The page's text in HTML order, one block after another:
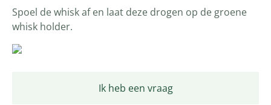
Ik heb een vraag
Spoel de whisk af en laat deze drogen op de groene
whisk holder.